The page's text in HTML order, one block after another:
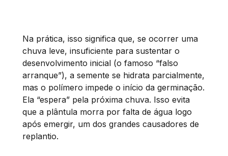
Na prática, isso significa que, se ocorrer uma
chuva leve, insuficiente para sustentar o
desenvolvimento inicial (o famoso “falso
arranque”), a semente se hidrata parcialmente,
mas o polímero impede o início da germinação.
Ela “espera” pela próxima chuva. Isso evita
que a plântula morra por falta de água logo
após emergir, um dos grandes causadores de
replantio.